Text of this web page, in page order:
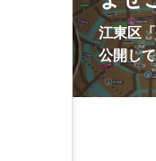
江東区
公開して